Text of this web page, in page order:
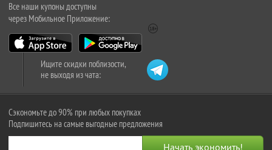
Все наши купоны доступны
через Мобильное Приложение:
Ищите скидки поблизости,
не выходя из чата:
Сэкономьте до 90% при любых покупках
Подпишитесь на самые выгодные предложения